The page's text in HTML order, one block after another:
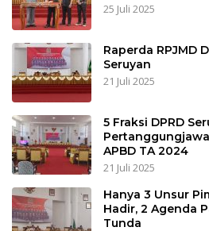
25 Juli 2025
Raperda RPJMD
Seruyan
21 Juli 2025
5 Fraksi DPRD
APBD TA 2024
21 Juli 2025
Hanya 3 Unsur
Hadir, 2 Agenda
Tunda